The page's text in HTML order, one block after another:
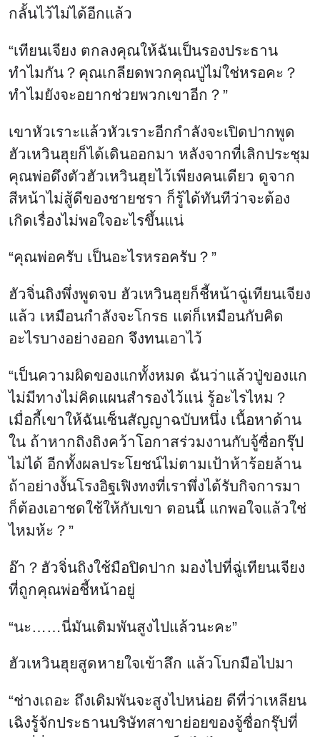
กลั้นไว้ไม่ได้อีกแล้ว
“เทียนเจียง ตกลงคุณให้ฉันเป็นรองประธาน
ทำไมกัน？คุณเกลียดพวกคุณปู่ไม่ใช่หรอคะ？
ทำไมยังจะอยากช่วยพวกเขาอีก？”
เขาหัวเราะแล้วหัวเราะอีกกำลังจะเปิดปากพูด
ฮัวเหวินฮุยก็ได้เดินออกมา หลังจากที่เลิกประชุม
คุณพ่อดึงตัวฮัวเหวินฮุยไว้เพียงคนเดียว ดูจาก
สีหน้าไม่สู้ดีของชายชรา ก็รู้ได้ทันทีว่าจะต้อง
เกิดเรื่องไม่พอใจอะไรขึ้นแน่
“คุณพ่อครับ เป็นอะไรหรอครับ？”
ฮัวจิ่นถิงพึ่งพูดจบ ฮัวเหวินฮุยก็ชี้หน้าฉู่เทียนเจียง
แล้ว เหมือนกำลังจะโกรธ แต่ก็เหมือนกับคิด
อะไรบางอย่างออก จึงทนเอาไว้
“เป็นความผิดของแกทั้งหมด ฉันว่าแล้วปู่ของแก
ไม่มีทางไม่คิดแผนสำรองไว้แน่ รู้อะไรไหม？
เมื่อกี้เขาให้ฉันเซ็นสัญญาฉบับหนึ่ง เนื้อหาด้าน
ใน ถ้าหากถิงถิงคว้าโอกาสร่วมงานกับจู้ซื่อกรุ๊ป
ไม่ได้ อีกทั้งผลประโยชน์ไม่ตามเป้าห้าร้อยล้าน
ถ้าอย่างงั้นโรงอิฐเฟิงทงที่เราพึ่งได้รับกิจการมา
ก็ต้องเอาชดใช้ให้กับเขา ตอนนี้ แกพอใจแล้วใช่
ไหมห้ะ？”
อ๊า？ฮัวจิ่นถิงใช้มือปิดปาก มองไปที่ฉู่เทียนเจียง
ที่ถูกคุณพ่อชี้หน้าอยู่
“นะ……นี่มันเดิมพันสูงไปแล้วนะคะ”
ฮัวเหวินฮุยสูดหายใจเข้าลึก แล้วโบกมือไปมา
“ช่างเถอะ ถึงเดิมพันจะสูงไปหน่อย ดีที่ว่าเหลียน
เฉิงรู้จักประธานบริษัทสาขาย่อยของจู้ซื่อกรุ๊ปที่